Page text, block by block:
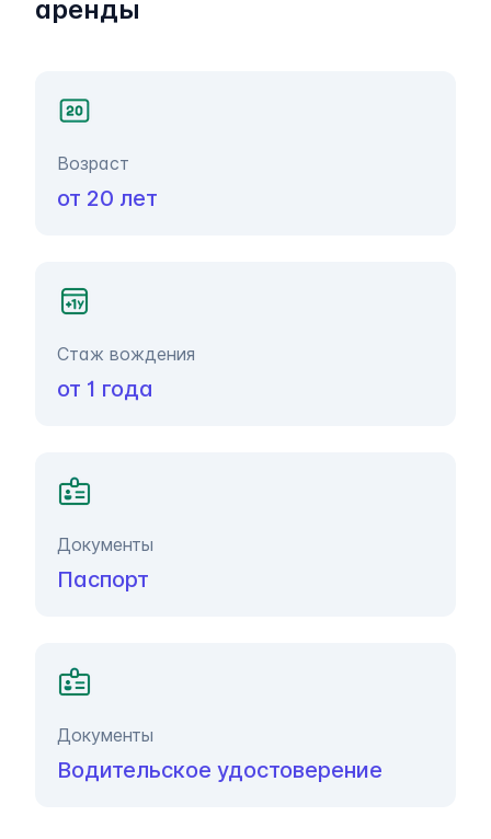
аренды
Возраст
от 20 лет
Стаж вождения
от 1 года
Документы
Паспорт
Документы
Водительское удостоверение